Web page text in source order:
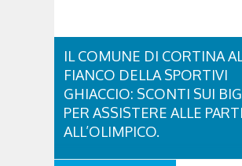
IL COMUNE DI CORTINA
FIANCO DELLA SPORTIVI
GHIACCIO: SCONTI SUI
PER ASSISTERE ALLE
ALL’OLIMPICO.